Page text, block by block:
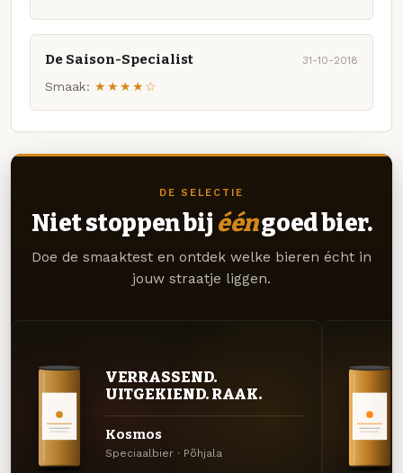
De Saison-Specialist 31-10-2018
Smaak: ★★★★☆
DE SELECTIE
Niet stoppen bij ééngoed bier.
Doe de smaaktest en ontdek welke bieren écht in
jouw straatje liggen.
VERRASSEND.
UITGEKIEND. RAAK.
Kosmos
Speciaalbier · Põhjala